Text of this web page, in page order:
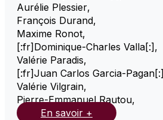
Aurélie Plessier,
François Durand,
Maxime Ronot,
[:fr]Dominique-Charles Valla[:] ,
Valérie Paradis,
[:fr]Juan Carlos Garcia-Pagan[:]
Valérie Vilgrain,
Pierre-Emmanuel Rautou,
En savoir +